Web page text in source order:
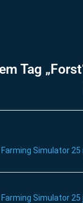
Tag
Simulator 25
Simulator